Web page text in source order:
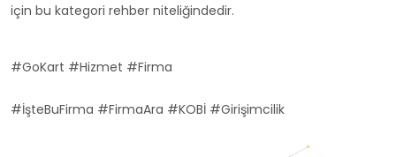
için bu kategori rehber niteliğindedir.
#GoKart #Hizmet #Firma
#İşteBuFirma #FirmaAra #KOBİ #Girişimcilik